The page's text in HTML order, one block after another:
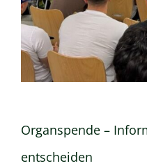
Organspende –
entscheiden